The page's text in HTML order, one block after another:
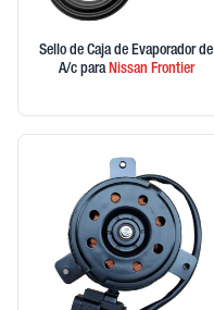
Sello de Caja de Evaporador de
A/c paraNissan Frontier